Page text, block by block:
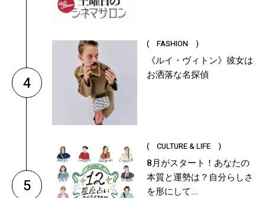
4
( FASHION )
《ルイ・ヴィトン》彼女は
お洒落な名探偵
5
( CULTURE & LIFE )
8月がスタート！あなたの
本質と運勢は？自分らしさ
を形にして...